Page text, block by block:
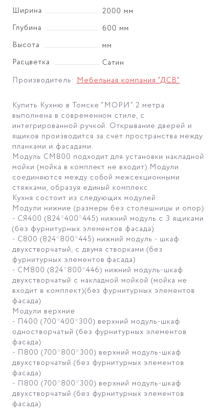
Ширина
2000 мм
Глубина
600 мм
Высота
мм
Расцветка
Сатин
Производитель:Мебельная компания "ДСВ"
Купить Кухню в Томске “МОРИ” 2 метра
выполнена в современном стиле, с
интегрированной ручкой. Открывание дверей и
ящиков производится за счет пространства между
планками и фасадами.
Модуль СМ800 подходит для установки накладной
мойки (мойка в комплект не входит).Модули
соединяются между собой межсекционными
стяжками, образуя единый комплекс.
Кухня состоит из следующих модулей:
Модули нижние (размеры без столешницы и опор)
- СЯ400 (824*400*445) нижний модуль с 3 ящиками
(без фурнитурных элементов фасада)
- С800 (824*800*445) нижний модуль - шкаф
двухстворчатый, с двумя створками (без
фурнитурных элементов фасада)
- СМ800 (824*800*446) нижний модуль-шкаф
двухстворчатый с накладной мойкой (мойка не
входит в комплект)(без фурнитурных элементов
фасада)
Модули верхние
- П400 (700*400*300) верхний модуль-шкаф
одностворчатый (без фурнитурных элементов
фасада)
- П800 (700*800*300) верхний модуль-шкаф
двухстворчатый (без фурнитурных элементов
фасада)
- П800 (700*800*300) верхний модуль-шкаф
двухстворчатый (без фурнитурных элементов
фасада)